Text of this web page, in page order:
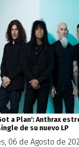
a Plan': Anthrax
de su nuevo LP
06 de Agosto de